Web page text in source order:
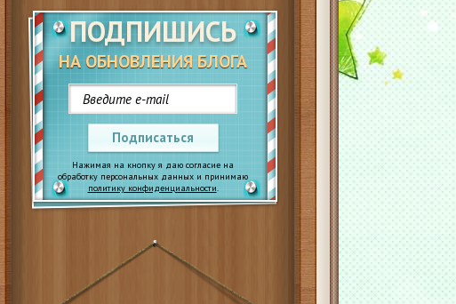
ПОДПИШИСЬ
НА ОБНОВЛЕНИЯ БЛОГА
Подписаться
Нажимая на кнопку я даю согласие на
обработку персональных данных и принимаю
политику конфиденциальности.